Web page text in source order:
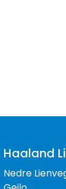
Haaland
Nedre